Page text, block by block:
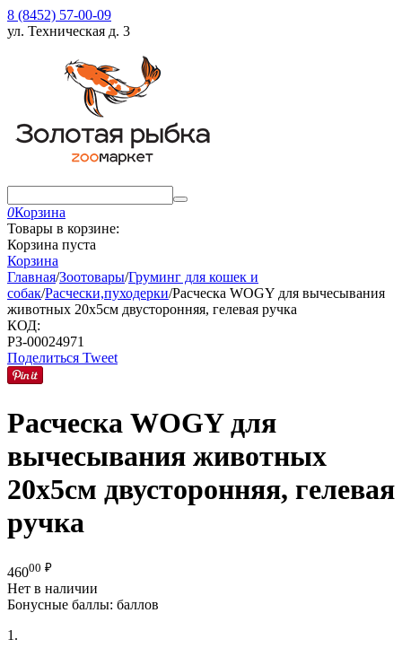
8 (8452) 57-00-09
ул. Техническая д. 3
0Корзина
Товары в корзине:
Корзина пуста
Корзина
Главная/Зоотовары/Груминг для кошек и
собак/Расчески,пуходерки/Расческа WOGY для вычесывания
животных 20х5см двусторонняя, гелевая ручка
КОД:
РЗ-00024971
Поделиться Tweet
Расческа WOGY для
вычесывания животных
20х5см двусторонняя, гелевая
ручка
46000 ₽
Нет в наличии
Бонусные баллы: баллов
1.